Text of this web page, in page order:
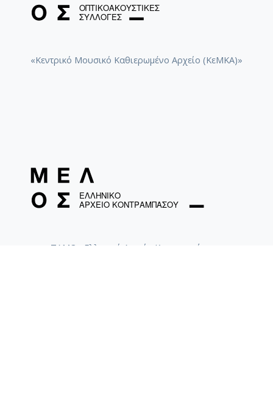
«Κεντρικό Μουσικό Καθιερωμένο Αρχείο (ΚεΜΚΑ)»
ΤΑΜΟ «Ελληνικό Αρχείο Κοντραμπάσου»